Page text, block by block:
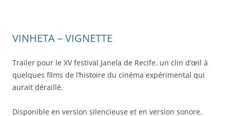
VINHETA – VIGNETTE
Trailer pour le XV festival Janela de Recife. un clin d’œil à
quelques films de l’histoire du cinéma expérimental qui
aurait déraillé.
Disponible en version silencieuse et en version sonore.